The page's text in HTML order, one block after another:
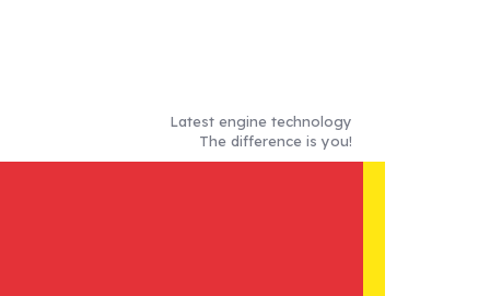
Latest engine technology
The difference is you!